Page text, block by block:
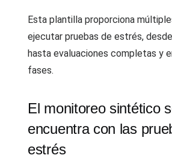
Esta plantilla proporciona
ejecutar pruebas de estrés,
hasta evaluaciones completas y
fases.
El monitoreo sintético
encuentra con las
estrés